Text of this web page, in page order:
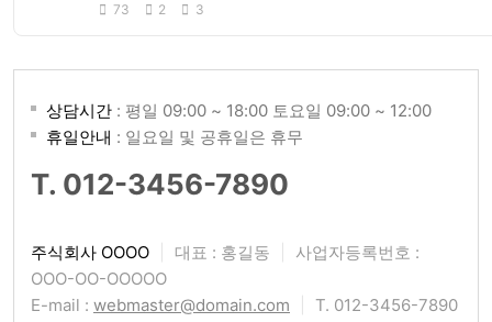
73
2 3
상담시간 : 평일 09:00 ~ 18:00 토요일 09:00 ~ 12:00
휴일안내 : 일요일 및 공휴일은 휴무
T. 012-3456-7890
주식회사 OOOO 대표 : 홍길동
사업자등록번호 :
OOO-OO-OOOOO
E-mail : webmaster@domain.com T. 012-3456-7890